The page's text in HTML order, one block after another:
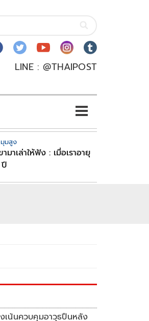
LINE : @THAIPOST
มสูง
ามาเล่าให้ฟัง : เมื่อเราอายุ
เน้นควบคุมอาวุธปืนหลัง